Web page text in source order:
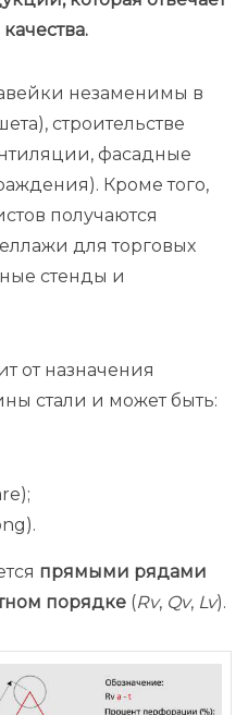
незаменимы в
строительстве
фасадные
Кроме того,
получаются
для торговых
стенды и
от назначения
стали и может быть:
прямыми рядами
порядке (Rv, Qv, Lv).